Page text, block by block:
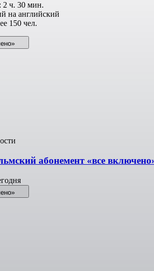
2 ч. 30 мин.
на английский
150 чел.
абонемент «все